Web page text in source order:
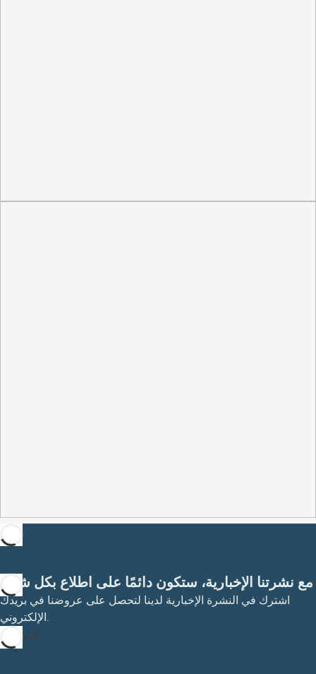
مع نشرتنا الإخبارية، ستكون دائمًا على اطلاع بكل شيء
اشترك في النشرة الإخبارية لدينا لتحصل على عروضنا في بريدك
الإلكتروني.
الاشتراك